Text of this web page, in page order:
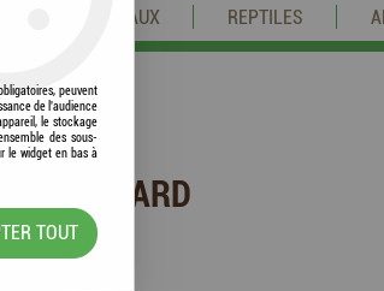
OISEAUX REPTILES
CERF HARD
!
peuvent
de l'audience
le stockage
des sous-
le widget en bas à
TOUT